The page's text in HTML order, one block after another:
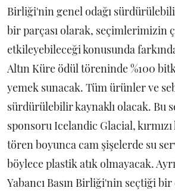
Birliği'nin genel odağı
bir parçası olarak, seçimlerimizin
etkileyebileceği konusunda
Altın Küre ödül töreninde %100
yemek sunacak. Tüm ürünler ve
sürdürülebilir kaynaklı olacak. Bu
sponsoru Icelandic Glacial,
tören boyunca cam şişelerde su
böylece plastik atık olmayacak.
Yabancı Basın Birliği'nin seçtiği